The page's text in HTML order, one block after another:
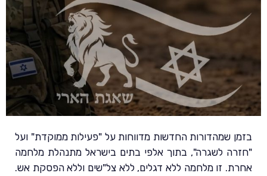
בזמן שמהדורות החדשות מדווחות על "פעילות ממוקדת" ועל
"חזרה לשגרה", בתוך אלפי בתים בישראל מתנהלת מלחמה
אחרת. זו מלחמה ללא דגלים, ללא צל"שים וללא הפסקת אש.